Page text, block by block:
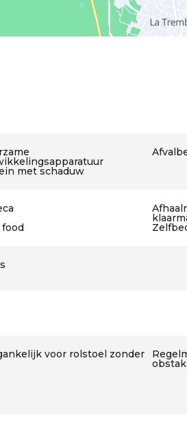
met schaduw
food
voor rolstoel zonder